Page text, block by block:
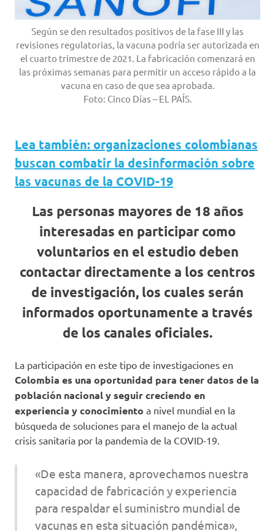
Según se den resultados positivos de la fase III y las
revisiones regulatorias, la vacuna podría ser autorizada en
el cuarto trimestre de 2021. La fabricación comenzará en
las próximas semanas para permitir un acceso rápido a la
vacuna en caso de que sea aprobada.
Foto: Cinco Días – EL PAÍS.
Lea también: organizaciones colombianas
buscan combatir la desinformación sobre
las vacunas de la COVID-19
Las personas mayores de 18 años
interesadas en participar como
voluntarios en el estudio deben
contactar directamente a los centros
de investigación, los cuales serán
informados oportunamente a través
de los canales oficiales.
La participación en este tipo de investigaciones en
Colombia es una oportunidad para tener datos de la
población nacional y seguir creciendo en
experiencia y conocimiento a nivel mundial en la
búsqueda de soluciones para el manejo de la actual
crisis sanitaria por la pandemia de la COVID-19.
«De esta manera, aprovechamos nuestra
capacidad de fabricación y experiencia
para respaldar el suministro mundial de
vacunas en esta situación pandémica»,